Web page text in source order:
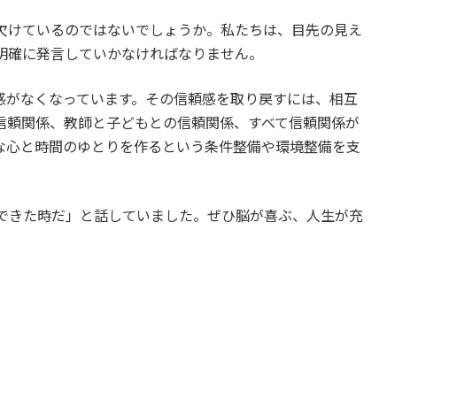
ているのではないでしょうか。私たちは、目先の見え
に発言していかなければなりません。
なくなっています。その信頼感を取り戻すには、相互
関係、教師と子どもとの信頼関係、すべて信頼関係が
と時間のゆとりを作るという条件整備や環境整備を支
た時だ」と話していました。ぜひ脳が喜ぶ、人生が充